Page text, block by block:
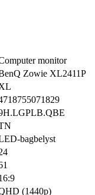
monitor
Zowie XL2411P
bagbelyst
(1440p)